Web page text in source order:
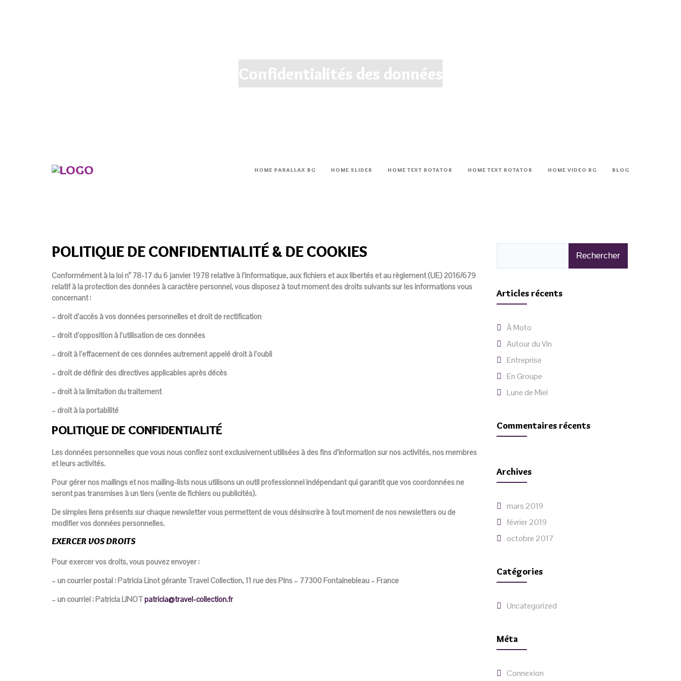
Confidentialités des données
HOME PARALLAX BG HOME SLIDER HOME TEXT ROTATOR HOME TEXT ROTATOR HOME VIDEO BG BLOG
POLITIQUE DE CONFIDENTIALITÉ & DE COOKIES
Conformément à la loi n° 78-17 du 6 janvier 1978 relative à l’informatique, aux fichiers et aux libertés et au règlement (UE) 2016/679
relatif à la protection des données à caractère personnel, vous disposez à tout moment des droits suivants sur les informations vous
concernant :
– droit d’accès à vos données personnelles et droit de rectification
– droit d’opposition à l’utilisation de ces données
– droit à l’effacement de ces données autrement appelé droit à l’oubli
– droit de définir des directives applicables après décès
– droit à la limitation du traitement
– droit à la portabilité
POLITIQUE DE CONFIDENTIALITÉ
Les données personnelles que vous nous confiez sont exclusivement utilisées à des fins d’information sur nos activités, nos membres
et leurs activités.
Pour gérer nos mailings et nos mailing-lists nous utilisons un outil professionnel indépendant qui garantit que vos coordonnées ne
seront pas transmises à un tiers (vente de fichiers ou publicités).
De simples liens présents sur chaque newsletter vous permettent de vous désinscrire à tout moment de nos newsletters ou de
modifier vos données personnelles.
EXERCER VOS DROITS
Pour exercer vos droits, vous pouvez envoyer :
– un courrier postal : Patricia Linot gérante Travel Collection, 11 rue des Pins – 77300 Fontainebleau – France
– un courriel : Patricia LINOTpatricia@travel-collection.fr
Articles récents
À Moto
Autour du Vin
Entreprise
En Groupe
Lune de Miel
Commentaires récents
Archives
mars 2019
février 2019
octobre 2017
Catégories
Uncategorized
Méta
Connexion